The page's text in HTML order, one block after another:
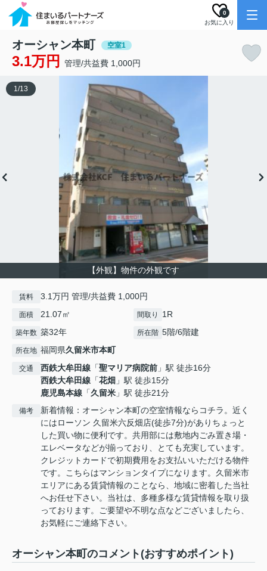
お気に入り
0
オーシャン本町 空室1
3.1万円 管理/共益費 1,000円
【外観】物件の外観です
1/13
賃料 3.1万円 管理/共益費 1,000円
面積 21.07㎡ 間取り 1R
築年数 築32年 所在階 5階/6階建
所在地 福岡県久留米市本町
交通 西鉄大牟田線 「聖マリア病院前 」駅 徒歩16分
西鉄大牟田線 「花畑 」駅 徒歩15分
鹿児島本線 「久留米 」駅 徒歩21分
備考
新着情報：オーシャン本町の空室情報ならコチラ。近く
にはローソン 久留米六反畑店(徒歩7分)がありちょっと
した買い物に便利です。共用部には敷地内ごみ置き場・
エレベータなどが揃っており、とても充実しています。
クレジットカードで初期費用をお支払いいただける物件
です。こちらはマンションタイプになります。久留米市
エリアにある賃貸情報のことなら、地域に密着した当社
へお任せ下さい。当社は、多種多様な賃貸情報を取り扱
っております。ご要望や不明な点などございましたら、
お気軽にご連絡下さい。
オーシャン本町のコメント(おすすめポイント)